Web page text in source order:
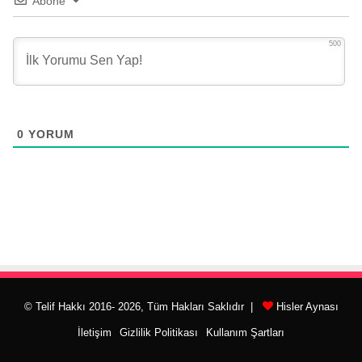
500
0 YORUM
© Telif Hakkı 2016- 2026, Tüm Hakları Saklıdır | Hisler Aynası
İletişim Gizlilik Politikası Kullanım Şartları